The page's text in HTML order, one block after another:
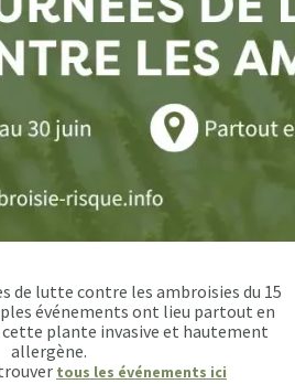
de lutte contre les ambroisies du 15
événements ont lieu partout en
cette plante invasive et hautement
allergène.
tous les événements ici